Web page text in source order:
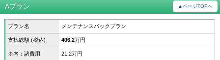
Aプラン ▲ページTOPへ
プラン名 メンテナンスパックプラン
支払総額 (税込) 406.2万円
※内：諸費用 21.2万円